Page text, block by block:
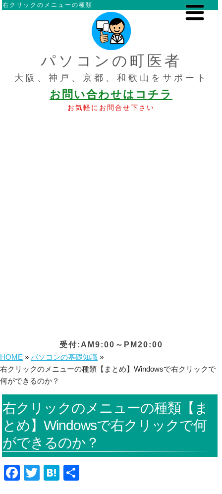
右クリックのメニューの種類
パソコンの町医者
大阪、神戸、京都、和歌山をサポート
お問い合わせはコチラ
お気軽にお問合せ下さい
受付:AM9:00～PM20:00
HOME » パソコンの基礎知識 »
右クリックのメニューの種類【まとめ】Windowsで右クリックで
何ができるのか？
右クリックのメニューの種類【ま
とめ】Windowsで右クリックで何
ができるのか？
F
T
H